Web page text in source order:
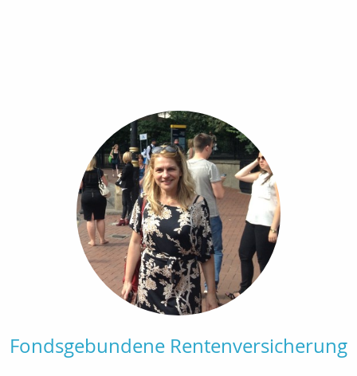
Fondsgebundene Rentenversicherung